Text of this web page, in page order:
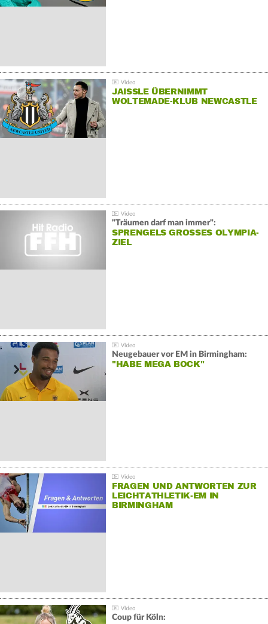
JAISSLE ÜBERNIMMT
WOLTEMADE-KLUB NEWCASTLE
"Träumen darf man immer":
SPRENGELS GROSSES OLYMPIA-Z
IEL
Neugebauer vor EM in Birmingham:
"HABE MEGA BOCK"
FRAGEN UND ANTWORTEN ZUR
LEICHTATHLETIK-EM IN
BIRMINGHAM
Coup für Köln: